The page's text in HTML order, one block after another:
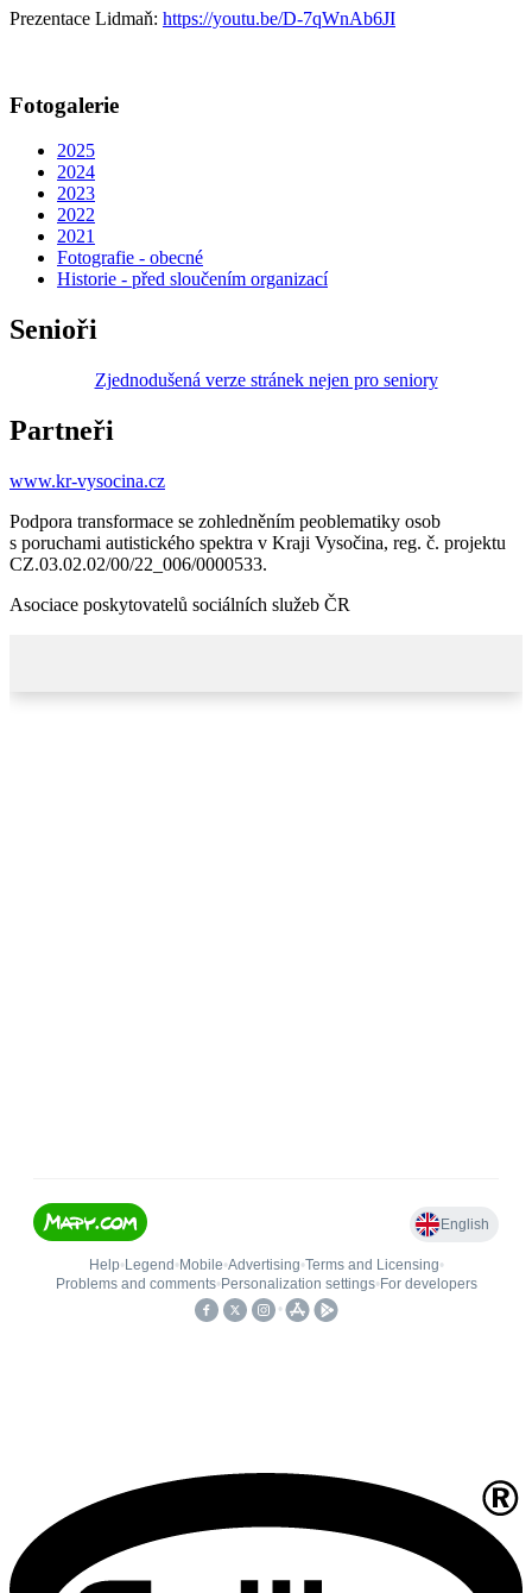
Prezentace Lidmaň: https://youtu.be/D-7qWnAb6JI
Fotogalerie
2025
2024
2023
2022
2021
Fotografie - obecné
Historie - před sloučením organizací
Senioři
Zjednodušená verze stránek nejen pro seniory
Partneři
www.kr-vysocina.cz
Podpora transformace se zohledněním peoblematiky osob
s poruchami autistického spektra v Kraji Vysočina, reg. č. projektu
CZ.03.02.02/00/22_006/0000533.
Asociace poskytovatelů sociálních služeb ČR